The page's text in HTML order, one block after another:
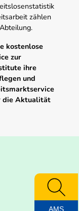
zählen
kostenlose
zur
ihre
und
die Aktualität
AMS